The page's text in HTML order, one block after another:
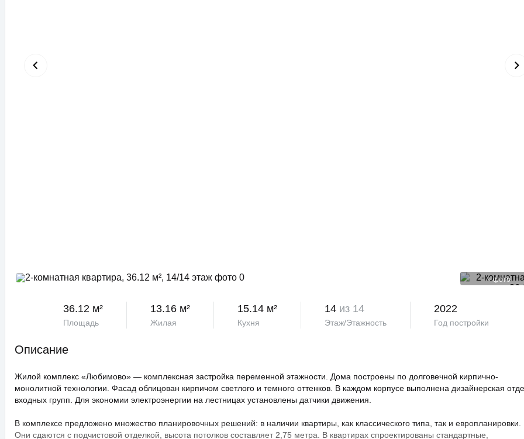
+ фото
36.12 м²
Площадь
13.16 м²
Жилая
15.14 м²
Кухня
14 из 14
Этаж/Этажность
2022
Год постройки
Описание
Жилой комплекс «Любимово» — комплексная застройка переменной этажности. Дома построены по долговечной кирпично-
монолитной технологии. Фасад облицован кирпичом светлого и темного оттенков. В каждом корпусе выполнена дизайнерская
входных групп. Для экономии электроэнергии на лестницах установлены датчики движения.
В комплексе предложено множество планировочных решений: в наличии квартиры, как классического типа, так и европланировки.
Они сдаются с подчистовой отделкой, высота потолков составляет 2,75 метра. В квартирах спроектированы стандартные,